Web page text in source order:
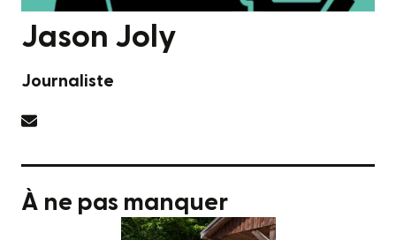
Jason Joly
Journaliste
À ne pas manquer